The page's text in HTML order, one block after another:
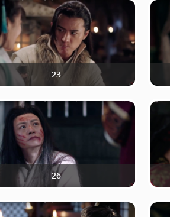
23
26